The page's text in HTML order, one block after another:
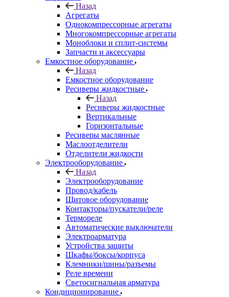
Назад
Агрегаты
Однокомпрессорные агрегаты
Многокомпрессорные агрегаты
Моноблоки и сплит-системы
Запчасти и аксессуары
Емкостное оборудование
Назад
Емкостное оборудование
Ресиверы жидкостные
Назад
Ресиверы жидкостные
Вертикальные
Горизонтальные
Ресиверы маслянные
Маслоотделители
Отделители жидкости
Электрооборудование
Назад
Электрооборудование
Провод/кабель
Щитовое оборудование
Контакторы/пускатели/реле
Термореле
Автоматические выключатели
Электроарматура
Устройства защиты
Шкафы/боксы/корпуса
Клемники/шины/разъемы
Реле времени
Светосигнальная арматура
Кондиционирование